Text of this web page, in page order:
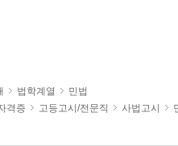
법학계열
민법
격증 고등고시/전문직 사법고시